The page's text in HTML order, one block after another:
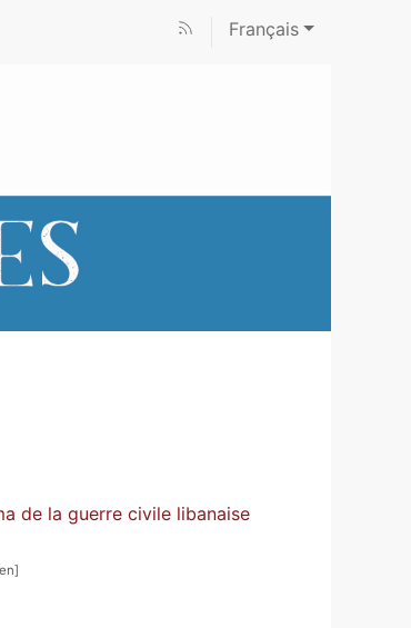
Français
de la guerre civile libanaise